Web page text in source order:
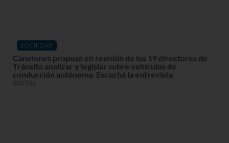
SOCIEDAD
Canelones propuso en reunión de los 19 directores de
Tránsito analizar y legislar sobre vehículos de
conducción autónoma. Escuchá la entrevista
31/07/26